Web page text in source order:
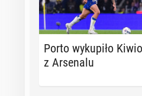
Porto wy­ku­pi­ło
z Ar­se­na­lu